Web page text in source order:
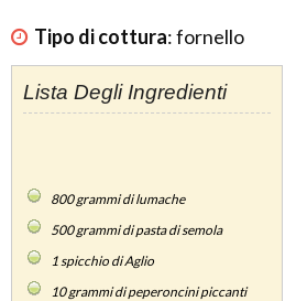
Tipo di cottura:fornello
Lista Degli Ingredienti
800grammi di lumache
500grammi di pasta di semola
1spicchio di Aglio
10grammi di peperoncini piccanti